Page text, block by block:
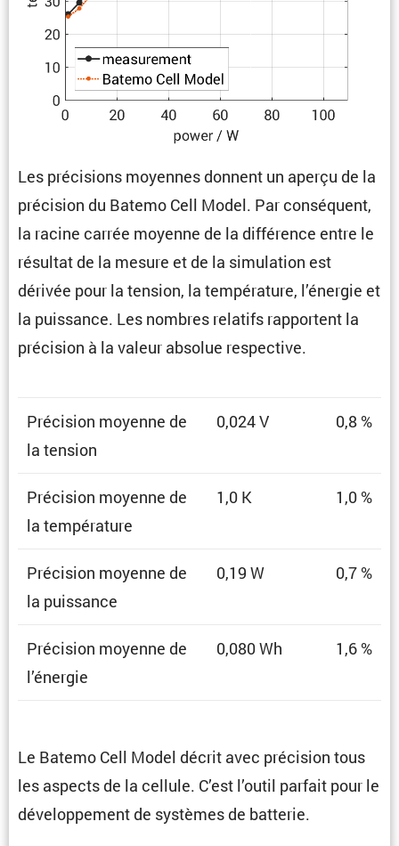
Les préci­sions moyennes donnent un aperçu de la
préci­sion du Batemo Cell Model. Par consé­quent,
la racine carrée moyenne de la diffé­rence entre le
résultat de la mesure et de la simula­tion est
dérivée pour la tension, la tempé­ra­ture, l’énergie et
la puissance. Les nombres relatifs rapportent la
préci­sion à la valeur absolue respective.
Préci­sion moyenne de
la tension
0,024 V 0,8 %
Préci­sion moyenne de
la température
1,0 K 1,0 %
Préci­sion moyenne de
la puissance
0,19 W 0,7 %
Préci­sion moyenne de
l’énergie
0,080 Wh 1,6 %
Le Batemo Cell Model décrit avec préci­sion tous
les aspects de la cellule. C’est l’outil parfait pour le
dévelop­pe­ment de systèmes de batterie.